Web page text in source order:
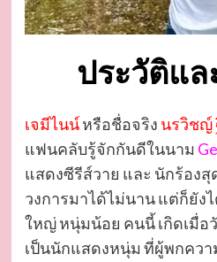
ประวัติแ
เจมีไนน์หรือชื่อจริง นรวิชญ์
แฟนคลับรู้จักกันดีในนาม
แสดงซีรีส์วาย และ นักร้องสุ
วงการมาได้ไม่นาน แต่ก็ยัง
ใหญ่ หนุ่มน้อย คนนี้ เกิดเมื่อ
เป็นนักแสดงหนุ่ม ที่ผู้พกควา